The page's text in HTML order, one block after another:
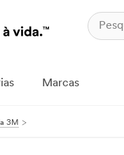
Marcas
3M